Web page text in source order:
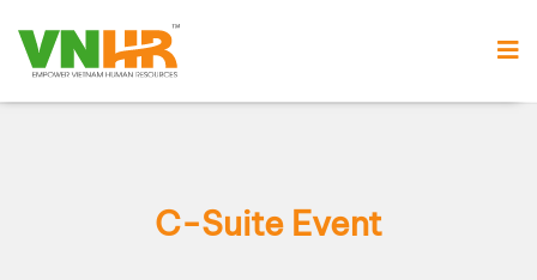
C-Suite Event